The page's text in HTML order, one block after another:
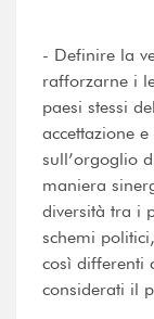
- Definire la
rafforzarne i
paesi stessi
accettazione
sull’orgoglio
maniera
diversità tra i
schemi
così differenti
considerati il